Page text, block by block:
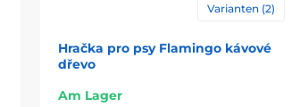
Varianten (2)
Hračka pro psy Flamingo kávové
dřevo
Am Lager